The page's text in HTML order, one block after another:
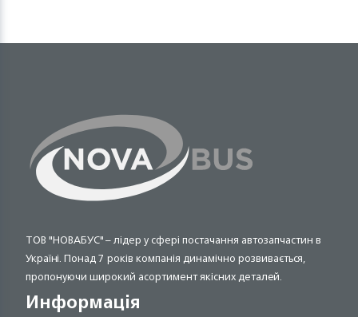
ТОВ "НОВАБУС" – лідер у сфері постачання автозапчастин в
Україні. Понад 7 років компанія динамічно розвивається,
пропонуючи широкий асортимент якісних деталей.
Информація